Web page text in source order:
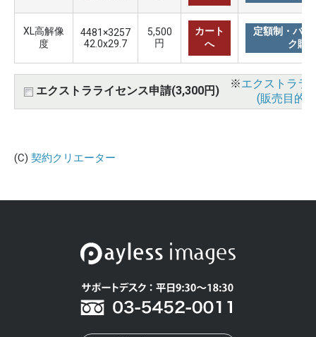
XL高解像
度
4481×3257
42.0x29.7
5,500
円
カート
へ
定額制・バリ
ク購
エクストラライセンス申請(3,300円)
※エクストララ
(販売目的
(C) 契約クリエーター